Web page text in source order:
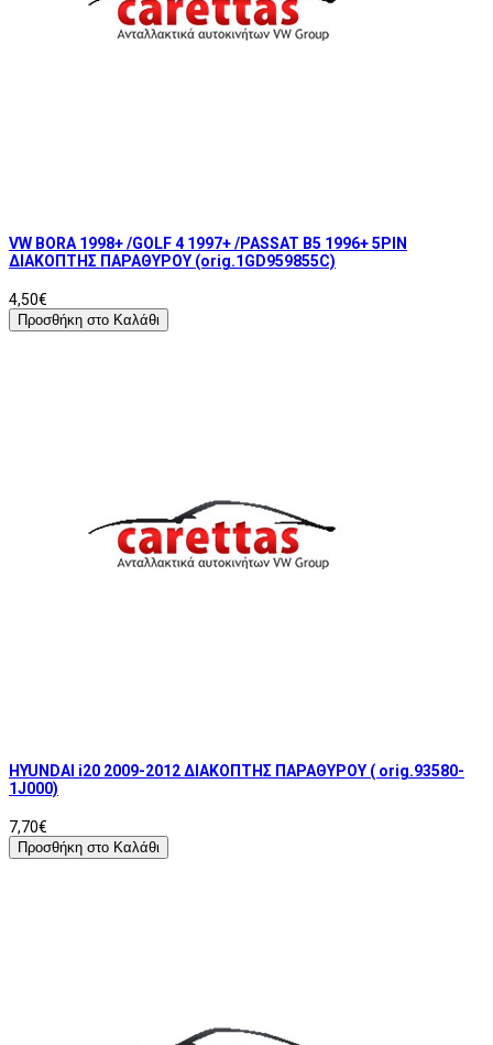
VW BORA 1998+ /GOLF 4 1997+ /PASSAT B5 1996+ 5PIN
ΔΙΑΚΟΠΤΗΣ ΠΑΡΑΘΥΡΟΥ (orig.1GD959855C)
4,50€
Προσθήκη στο Καλάθι
HYUNDAI i20 2009-2012 ΔΙΑΚOΠΤΗΣ ΠΑΡΑΘΥΡΟΥ ( orig.93580-
1J000)
7,70€
Προσθήκη στο Καλάθι